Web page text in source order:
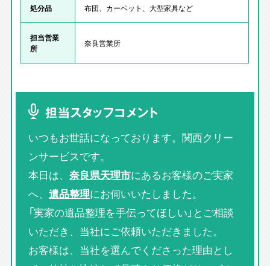
処分品 布団、カーペット、大型家具など
担当営業
所
奈良営業所
担当スタッフコメント
いつもお世話になっております。関西クリー
ンサービスです。
本日は、 奈良県天理市にあるお客様のご実家
へ、 遺品整理にお伺いいたしました。
「実家の遺品整理を手伝ってほしい」とご相談
いただき、当社にご依頼いただきました。
お客様は、当社を選んでくださった理由とし